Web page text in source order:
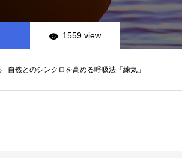
1559 view
自然とのシンクロを高める呼吸法「練気」